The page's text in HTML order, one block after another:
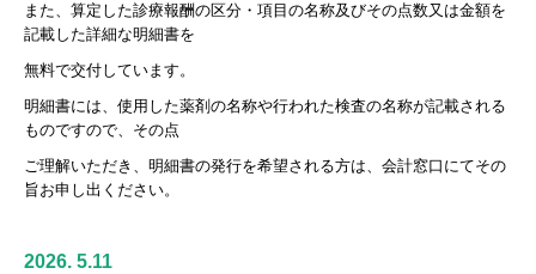
また、算定した診療報酬の区分・項目の名称及びその点数又は金額を
記載した詳細な明細書を
無料で交付しています。
明細書には、使用した薬剤の名称や行われた検査の名称が記載される
ものですので、その点
ご理解いただき、明細書の発行を希望される方は、会計窓口にてその
旨お申し出ください。
2026. 5.11